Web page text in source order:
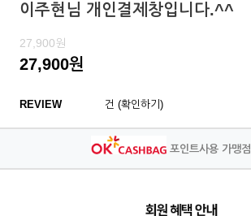
이주현님 개인결제창입니다.^^
27,900원
27,900원
REVIEW 건 (확인하기)
포인트사용 가맹점